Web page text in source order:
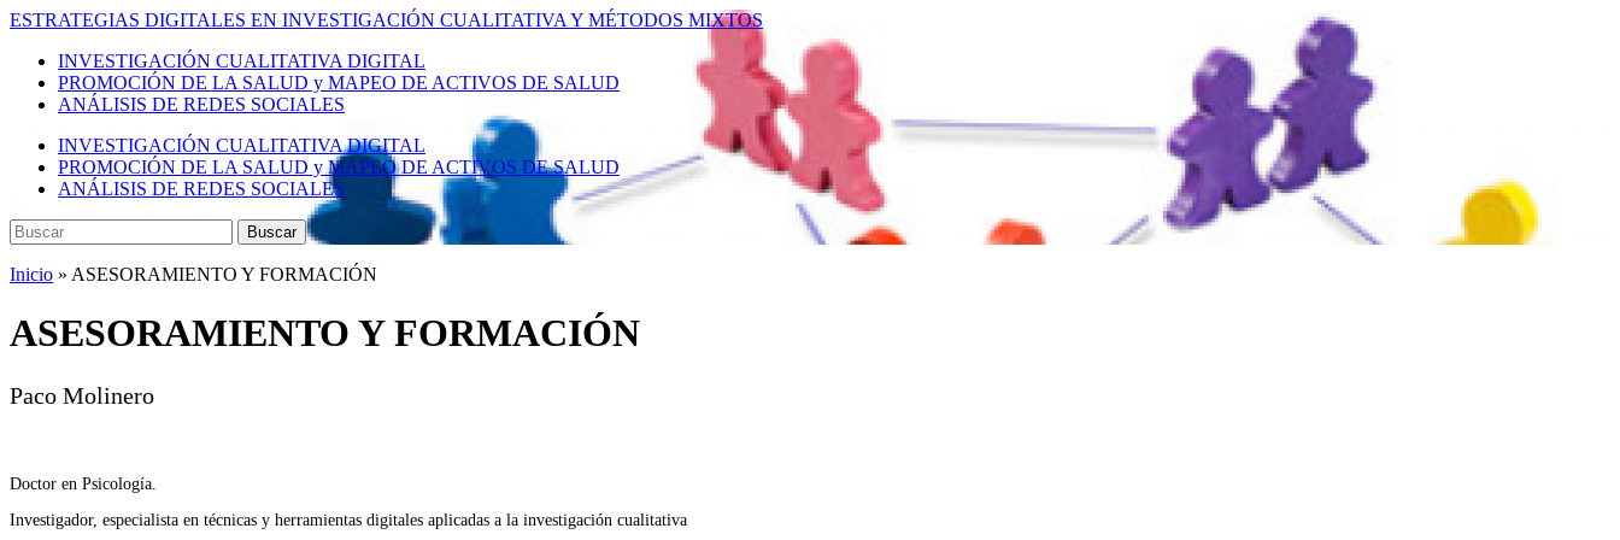
Saltar
contenido
principal
ESTRATEGIAS DIGITALES EN INVESTIGACIÓN CUALITATIVA Y MÉTODOS MIXTOS
Alternar
menú
INVESTIGACIÓN CUALITATIVA DIGITAL
PROMOCIÓN DE LA SALUD y MAPEO DE ACTIVOS DE SALUD
ANÁLISIS DE REDES SOCIALES
INVESTIGACIÓN CUALITATIVA DIGITAL
PROMOCIÓN DE LA SALUD y MAPEO DE ACTIVOS DE SALUD
ANÁLISIS DE REDES SOCIALES
Buscar:
Buscar
Inicio » ASESORAMIENTO Y FORMACIÓN
ASESORAMIENTO Y FORMACIÓN
Paco Molinero
Doctor en Psicología.
Investigador, especialista en técnicas y herramientas digitales aplicadas a la investigación cualitativa